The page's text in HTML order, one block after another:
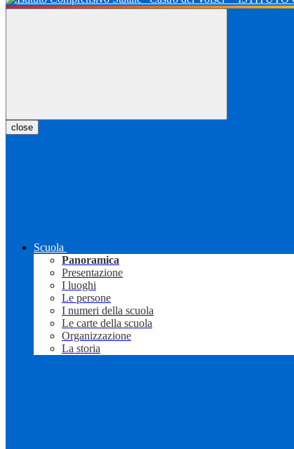
close
Scuola
Panoramica
Presentazione
I luoghi
Le persone
I numeri della scuola
Le carte della scuola
Organizzazione
La storia